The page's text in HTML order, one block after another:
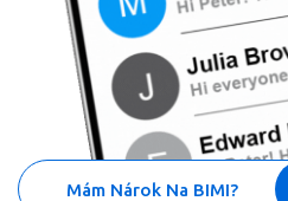
Mám Nárok Na BIMI?